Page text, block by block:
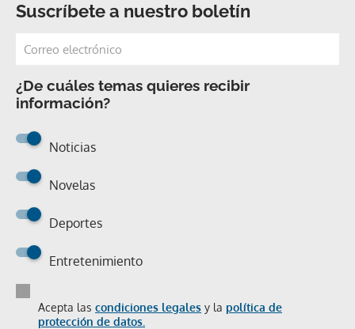
Suscríbete a nuestro boletín
¿De cuáles temas quieres recibir
información?
Noticias
Novelas
Deportes
Entretenimiento
Acepta las condiciones legales y la política de
protección de datos.